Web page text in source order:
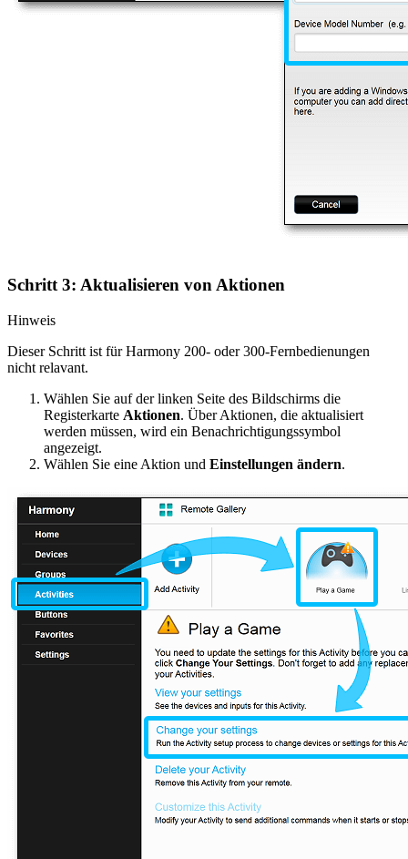
Schritt 3: Aktualisieren von Aktionen
Hinweis
Dieser Schritt ist für Harmony 200- oder 300-Fernbedienungen
nicht relavant.
Wählen Sie auf der linken Seite des Bildschirms die
Registerkarte Aktionen. Über Aktionen, die aktualisiert
werden müssen, wird ein Benachrichtigungssymbol
angezeigt.
Wählen Sie eine Aktion und Einstellungen ändern.